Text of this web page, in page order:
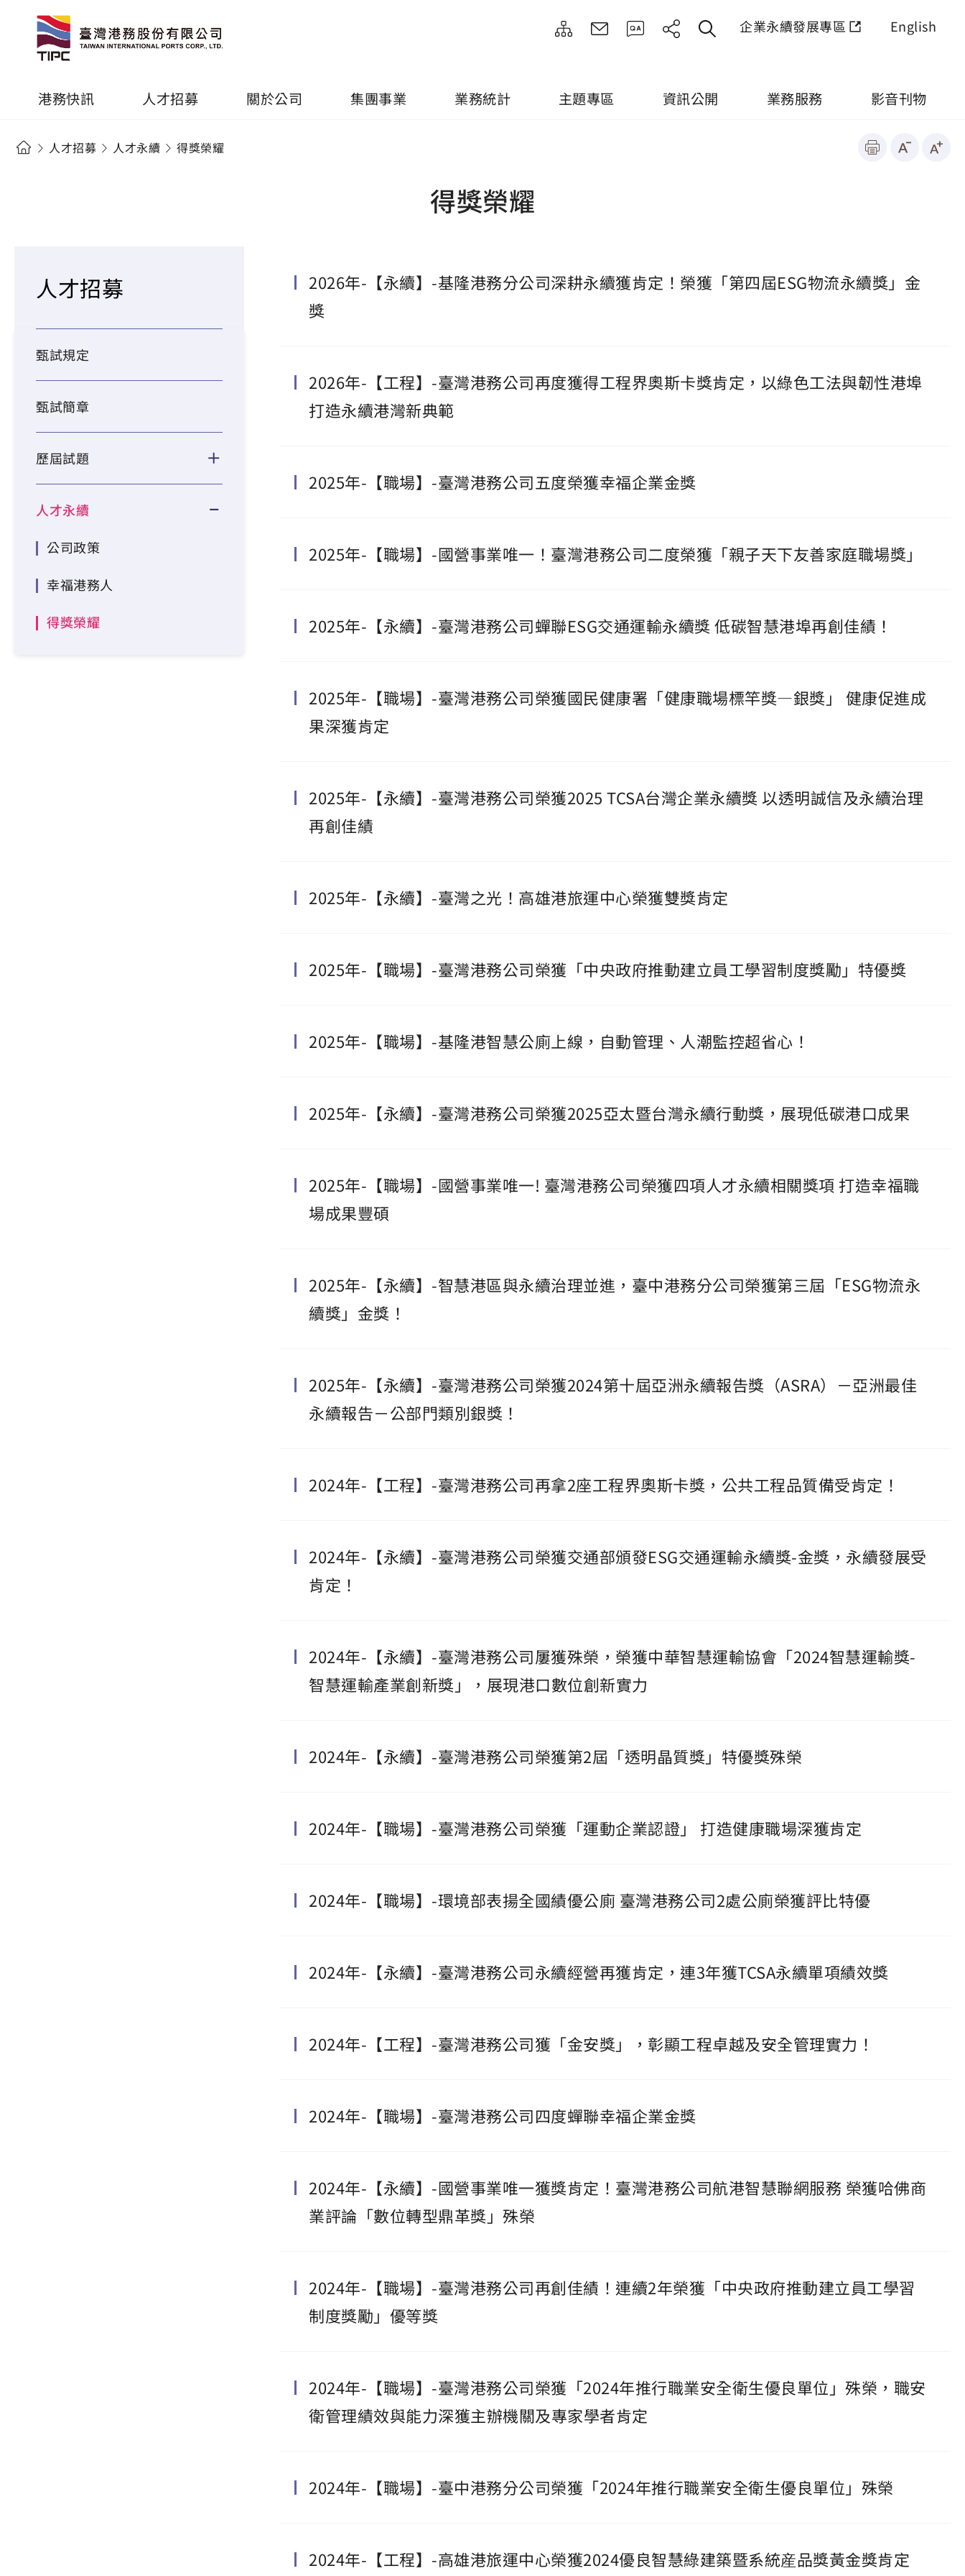
企業永續發展專區 English
港務快訊 人才招募 關於公司 集團事業 業務統計 主題專區 資訊公開 業務服務 影音刊物
人才招募 人才永續 得獎榮耀
得獎榮耀
人才招募
甄試規定
甄試簡章
歷屆試題
人才永續
公司政策
幸福港務人
得獎榮耀
2026年-【永續】-基隆港務分公司深耕永續獲肯定！榮獲「第四屆ESG物流永續獎」金
獎
2026年-【工程】-臺灣港務公司再度獲得工程界奧斯卡獎肯定，以綠色工法與韌性港埠
打造永續港灣新典範
2025年-【職場】-臺灣港務公司五度榮獲幸福企業金獎
2025年-【職場】-國營事業唯一！臺灣港務公司二度榮獲「親子天下友善家庭職場獎」
2025年-【永續】-臺灣港務公司蟬聯ESG交通運輸永續獎 低碳智慧港埠再創佳績！
2025年-【職場】-臺灣港務公司榮獲國民健康署「健康職場標竿獎—銀獎」 健康促進成
果深獲肯定
2025年-【永續】-臺灣港務公司榮獲2025 TCSA台灣企業永續獎 以透明誠信及永續治理
再創佳績
2025年-【永續】-臺灣之光！高雄港旅運中心榮獲雙獎肯定
2025年-【職場】-臺灣港務公司榮獲「中央政府推動建立員工學習制度獎勵」特優獎
2025年-【職場】-基隆港智慧公廁上線，自動管理、人潮監控超省心！
2025年-【永續】-臺灣港務公司榮獲2025亞太暨台灣永續行動獎，展現低碳港口成果
2025年-【職場】-國營事業唯一! 臺灣港務公司榮獲四項人才永續相關獎項 打造幸福職
場成果豐碩
2025年-【永續】-智慧港區與永續治理並進，臺中港務分公司榮獲第三屆「ESG物流永
續獎」金獎！
2025年-【永續】-臺灣港務公司榮獲2024第十屆亞洲永續報告獎（ASRA）－亞洲最佳
永續報告－公部門類別銀獎！
2024年-【工程】-臺灣港務公司再拿2座工程界奧斯卡獎，公共工程品質備受肯定！
2024年-【永續】-臺灣港務公司榮獲交通部頒發ESG交通運輸永續獎-金獎，永續發展受
肯定！
2024年-【永續】-臺灣港務公司屢獲殊榮，榮獲中華智慧運輸協會「2024智慧運輸獎-
智慧運輸產業創新獎」，展現港口數位創新實力
2024年-【永續】-臺灣港務公司榮獲第2屆「透明晶質獎」特優獎殊榮
2024年-【職場】-臺灣港務公司榮獲「運動企業認證」 打造健康職場深獲肯定
2024年-【職場】-環境部表揚全國績優公廁 臺灣港務公司2處公廁榮獲評比特優
2024年-【永續】-臺灣港務公司永續經營再獲肯定，連3年獲TCSA永續單項績效獎
2024年-【工程】-臺灣港務公司獲「金安獎」，彰顯工程卓越及安全管理實力！
2024年-【職場】-臺灣港務公司四度蟬聯幸福企業金獎
2024年-【永續】-國營事業唯一獲獎肯定！臺灣港務公司航港智慧聯網服務 榮獲哈佛商
業評論「數位轉型鼎革獎」殊榮
2024年-【職場】-臺灣港務公司再創佳績！連續2年榮獲「中央政府推動建立員工學習
制度獎勵」優等獎
2024年-【職場】-臺灣港務公司榮獲「2024年推行職業安全衛生優良單位」殊榮，職安
衛管理績效與能力深獲主辦機關及專家學者肯定
2024年-【職場】-臺中港務分公司榮獲「2024年推行職業安全衛生優良單位」殊榮
2024年-【工程】-高雄港旅運中心榮獲2024優良智慧綠建築暨系統産品獎黃金獎肯定